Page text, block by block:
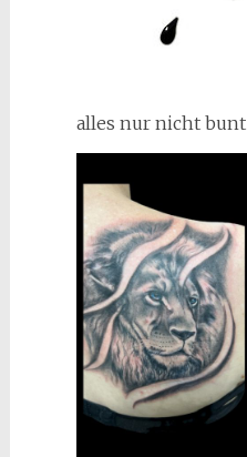
alles nur nicht bunt